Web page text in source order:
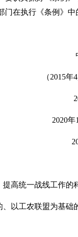
在执行《条例》中
（2015
2020
统一战线工作的
以工农联盟为基础